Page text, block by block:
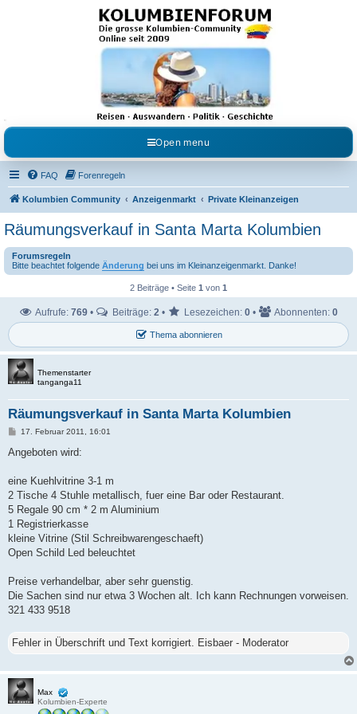
Kolumbienforum - Das
grosse Forum der
Freunde Kolumbiens
Reisen, Auswandern, Kultur, Politik, Geschichte und Visum in Kolumbien und Venezuela.
Austausch, Erfahrungen und Gemeinschaft im Kolumbienforum
Open menu
FAQ Forenregeln
Kolumbien Community Anzeigenmarkt Private Kleinanzeigen
Räumungsverkauf in Santa Marta Kolumbien
Forumsregeln
Bitte beachtet folgende Änderung bei uns im Kleinanzeigenmarkt. Danke!
2 Beiträge • Seite 1 von 1
Thema abonnieren
Aufrufe: 769 • Beiträge: 2 • Lesezeichen: 0 • Abonnenten: 0
Themenstarter
tanganga11
Räumungsverkauf in Santa Marta Kolumbien
B
i
a
17. Februar 2011, 16:01
Angeboten wird:
eine Kuehlvitrine 3-1 m
2 Tische 4 Stuhle metallisch, fuer eine Bar oder Restaurant.
5 Regale 90 cm * 2 m Aluminium
1 Registrierkasse
kleine Vitrine (Stil Schreibwarengeschaeft)
Open Schild Led beleuchtet
Preise verhandelbar, aber sehr guenstig.
Die Sachen sind nur etwa 3 Wochen alt. Ich kann Rechnungen vorweisen.
321 433 9518
Fehler in Überschrift und Text korrigiert. Eisbaer - Moderator
Max
Kolumbien-Experte